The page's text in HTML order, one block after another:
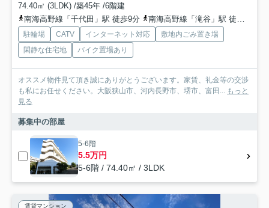
74.40㎡ (3LDK) /築45年 /6階建
南海高野線「千代田」駅 徒歩9分
南海高野線「滝谷」駅 徒歩14分
駐輪場 CATV インターネット対応
敷地内ごみ置き場
閑静な住宅地
バイク置場あり
オススメ物件見て頂き誠にありがとうございます。家賃、礼金等の交渉
も私にお任せください。大阪狭山市、河内長野市、堺市、富田... もっと
見る
募集中の部屋
5-6階
5.5万円
5-6階 / 74.40㎡ / 3LDK
賃貸マンション